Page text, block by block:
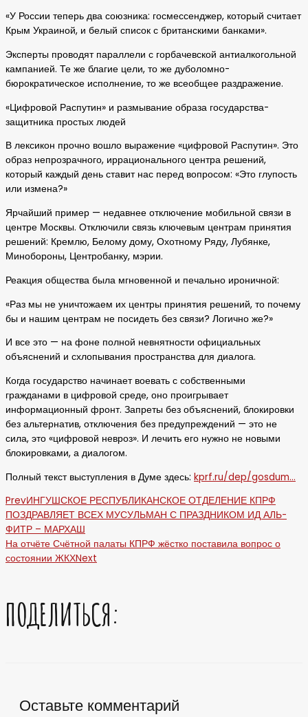
«У России теперь два союзника: госмессенджер, который считает
Крым Украиной, и белый список с британскими банками».
Эксперты проводят параллели с горбачевской антиалкогольной
кампанией. Те же благие цели, то же дуболомно-
бюрократическое исполнение, то же всеобщее раздражение.
«Цифровой Распутин» и размывание образа государства-
защитника простых людей
В лексикон прочно вошло выражение «цифровой Распутин». Это
образ непрозрачного, иррационального центра решений,
который каждый день ставит нас перед вопросом: «Это глупость
или измена?»
Ярчайший пример — недавнее отключение мобильной связи в
центре Москвы. Отключили связь ключевым центрам принятия
решений: Кремлю, Белому дому, Охотному Ряду, Лубянке,
Минобороны, Центробанку, мэрии.
Реакция общества была мгновенной и печально ироничной:
«Раз мы не уничтожаем их центры принятия решений, то почему
бы и нашим центрам не посидеть без связи? Логично же?»
И все это — на фоне полной невнятности официальных
объяснений и схлопывания пространства для диалога.
Когда государство начинает воевать с собственными
гражданами в цифровой среде, оно проигрывает
информационный фронт. Запреты без объяснений, блокировки
без альтернатив, отключения без предупреждений — это не
сила, это «цифровой невроз». И лечить его нужно не новыми
блокировками, а диалогом.
Полный текст выступления в Думе здесь: kprf.ru/dep/gosdum…
PrevИНГУШСКОЕ РЕСПУБЛИКАНСКОЕ ОТДЕЛЕНИЕ КПРФ
ПОЗДРАВЛЯЕТ ВСЕХ МУСУЛЬМАН С ПРАЗДНИКОМ ИД АЛЬ-
ФИТР – МАРХАШ
На отчёте Счётной палаты КПРФ жёстко поставила вопрос о
состоянии ЖКХNext
ПОДЕЛИТЬСЯ:
Оставьте комментарий